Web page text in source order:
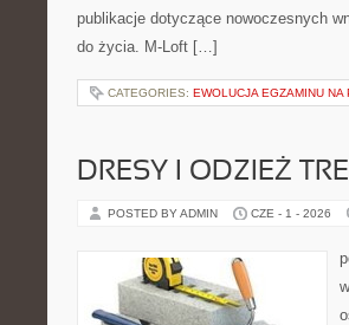
publikacje dotyczące nowoczesnych
do życia. M-Loft […]
CATEGORIES: EWOLUCJA EGZAMINU NA
DRESY I ODZIEŻ
POSTED BY ADMIN CZE - 1 - 2026